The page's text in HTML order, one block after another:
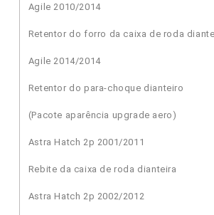
Agile 2010/2014
Retentor do forro da caixa de roda
Agile 2014/2014
Retentor do para-choque dianteiro
(Pacote aparência upgrade aero)
Astra Hatch 2p 2001/2011
Rebite da caixa de roda dianteira
Astra Hatch 2p 2002/2012